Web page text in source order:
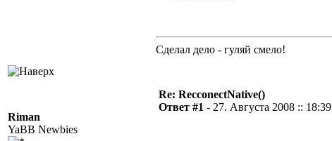
Сделал дело - гуляй смело!
Riman
YaBB Newbies
Re: RecconectNative()
Ответ #1 - 27. Августа 2008 :: 18:39